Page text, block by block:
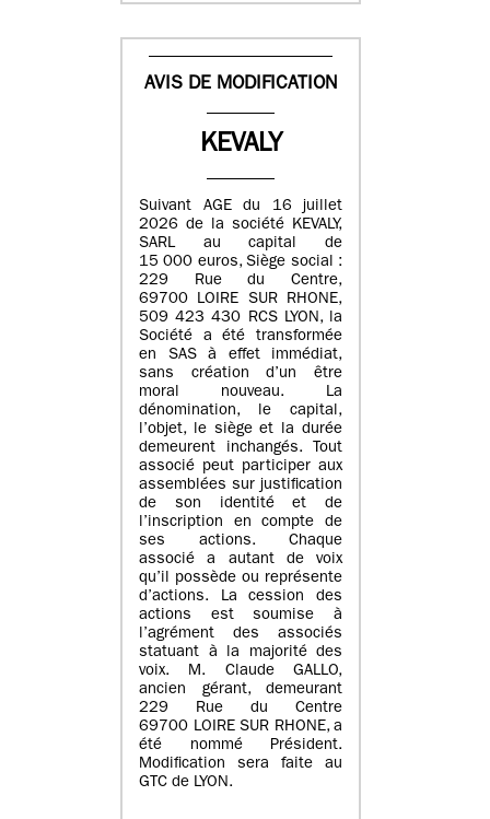
AVIS DE MODIFICATION
KEVALY
Suivant AGE du 16 juillet
2026 de la société KEVALY,
SARL au capital de
15 000 euros, Siège social :
229 Rue du Centre,
69700 LOIRE SUR RHONE,
509 423 430 RCS LYON, la
Société a été transformée
en SAS à effet immédiat,
sans création d’un être
moral nouveau. La
dénomination, le capital,
l’objet, le siège et la durée
demeurent inchangés. Tout
associé peut participer aux
assemblées sur justification
de son identité et de
l’inscription en compte de
ses actions. Chaque
associé a autant de voix
qu’il possède ou représente
d’actions. La cession des
actions est soumise à
l’agrément des associés
statuant à la majorité des
voix. M. Claude GALLO,
ancien gérant, demeurant
229 Rue du Centre
69700 LOIRE SUR RHONE, a
été nommé Président.
Modification sera faite au
GTC de LYON.